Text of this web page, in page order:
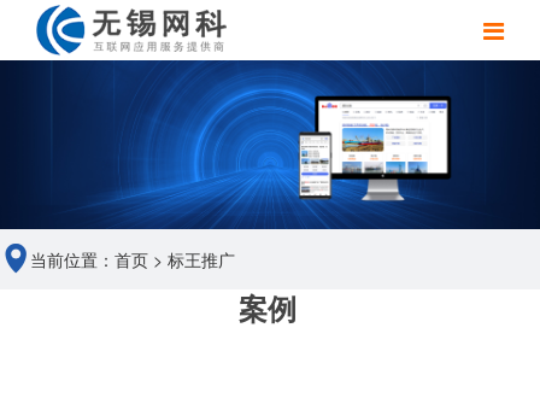
当前位置： 首页 > 标王推广
案例